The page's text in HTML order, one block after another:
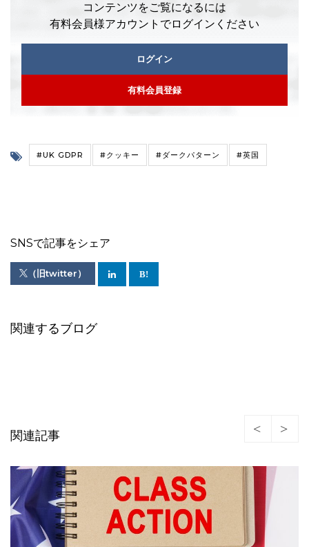
コンテンツをご覧になるには
有料会員様アカウントでログインください
ログイン
有料会員登録
#UK GDPR #クッキー #ダークパターン #英国
SNSで記事をシェア
（旧twitter）
関連するブログ
関連記事